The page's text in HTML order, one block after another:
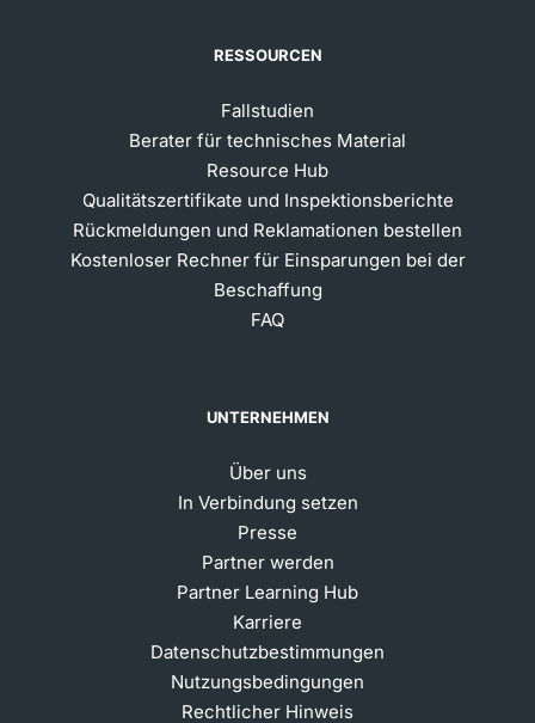
RESSOURCEN
Fallstudien
Berater für technisches Material
Resource Hub
Qualitätszertifikate und Inspektionsberichte
Rückmeldungen und Reklamationen bestellen
Kostenloser Rechner für Einsparungen bei der
Beschaffung
FAQ
UNTERNEHMEN
Über uns
In Verbindung setzen
Presse
Partner werden
Partner Learning Hub
Karriere
Datenschutzbestimmungen
Nutzungsbedingungen
Rechtlicher Hinweis